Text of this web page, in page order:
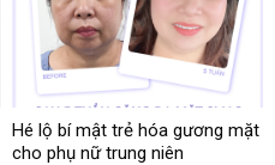
Hé lộ bí mật trẻ hóa gương mặt
cho phụ nữ trung niên